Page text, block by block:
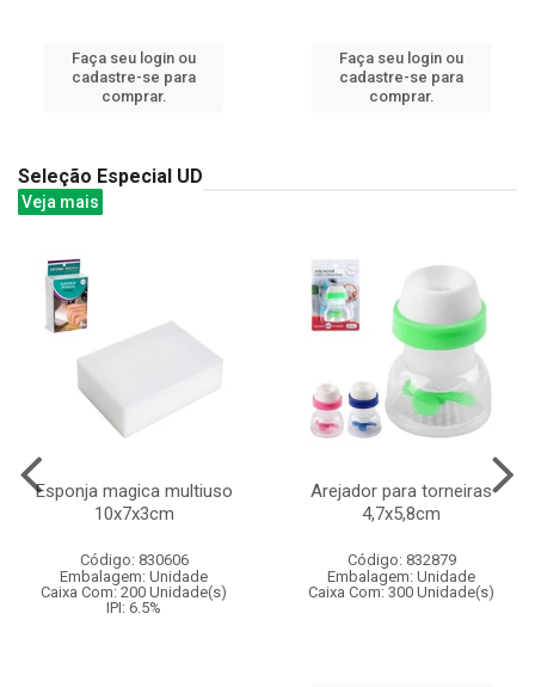
Faça seu login ou
cadastre-se para
comprar.
Faça seu login ou
cadastre-se para
comprar.
Seleção Especial UD
Veja mais
Esponja magica multiuso
10x7x3cm
Código: 830606
Embalagem: Unidade
Caixa Com: 200 Unidade(s)
IPI: 6.5%
Arejador para torneiras
4,7x5,8cm
Código: 832879
Embalagem: Unidade
Caixa Com: 300 Unidade(s)